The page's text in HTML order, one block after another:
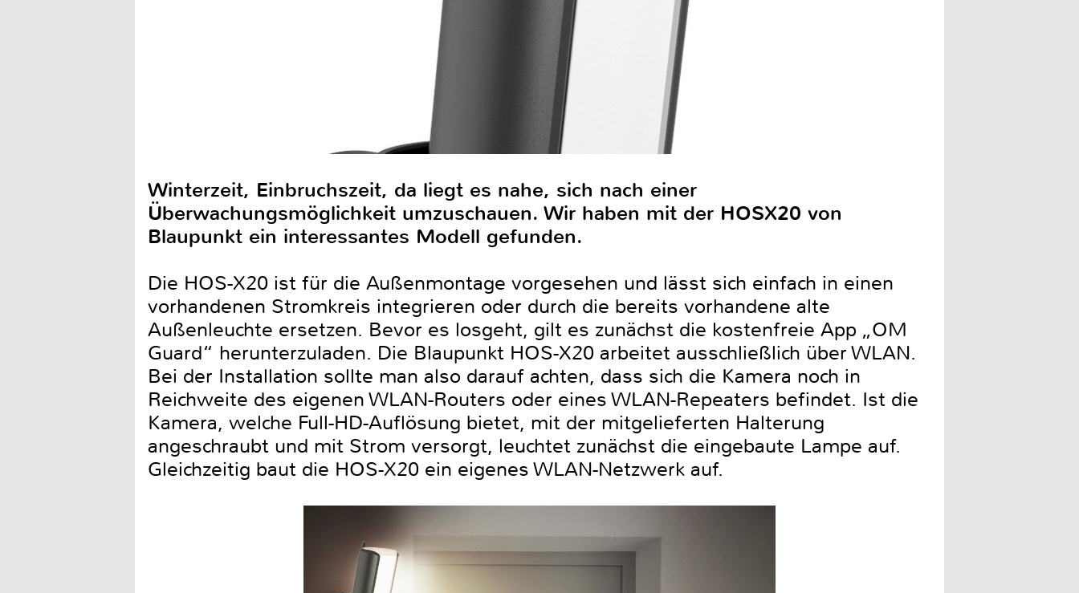
Winterzeit, Einbruchszeit, da liegt es nahe, sich nach einer
Überwachungsmöglichkeit umzuschauen. Wir haben mit der HOSX20 von
Blaupunkt ein interessantes Modell gefunden.
Die HOS-X20 ist für die Außenmontage vorgesehen und lässt sich einfach in einen
vorhandenen Stromkreis integrieren oder durch die bereits vorhandene alte
Außenleuchte ersetzen. Bevor es losgeht, gilt es zunächst die kostenfreie App „OM
Guard“ herunterzuladen. Die Blaupunkt HOS-X20 arbeitet ausschließlich über WLAN.
Bei der Installation sollte man also darauf achten, dass sich die Kamera noch in
Reichweite des eigenen WLAN-Routers oder eines WLAN-Repeaters befindet. Ist die
Kamera, welche Full-HD-Auflösung bietet, mit der mitgelieferten Halterung
angeschraubt und mit Strom versorgt, leuchtet zunächst die eingebaute Lampe auf.
Gleichzeitig baut die HOS-X20 ein eigenes WLAN-Netzwerk auf.